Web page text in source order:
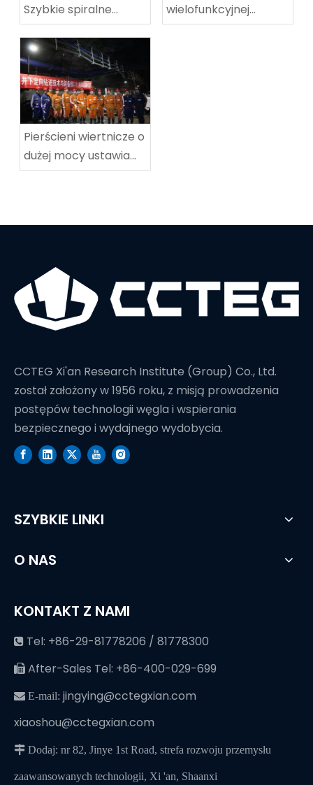
Szybkie spiralne
wyposażenie
techniczne
wyposażenie
techniczne
wielofunkcyjnej
maszyny do
Pierścieni wiertnicze o
dużej mocy ustawia
nowy rekord świata w
CCTEG Xi'an Research Institute (Group) Co., Ltd.
został założony w 1956 roku, z misją prowadzenia
postępów technologii węgla i wspierania
bezpiecznego i wydajnego wydobycia.
SZYBKIE LINKI
O NAS
KONTAKT Z NAMI
 Tel: +86-29-81778206 / 81778300
 After-Sales Tel: +86-400-029-699
 E-mail: jingying@cctegxian.com
xiaoshou@cctegxian.com
 Dodaj: nr 82, Jinye 1st Road, strefa rozwoju przemysłu
zaawansowanych technologii, Xi 'an, Shaanxi